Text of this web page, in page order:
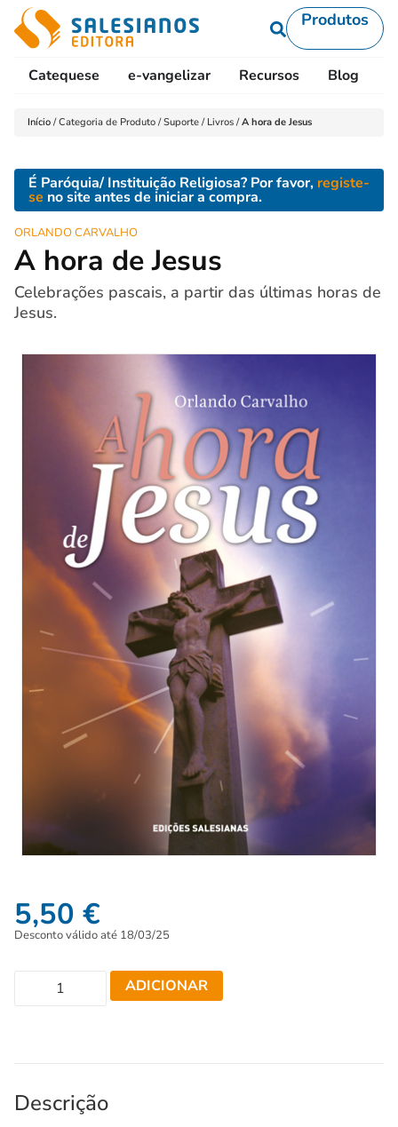
Produtos
Catequese e-vangelizar Recursos Blog
Início /Categoria de Produto /Suporte / Livros /A hora de Jesus
É Paróquia/ Instituição Religiosa? Por favor, registe-
se no site antes de iniciar a compra.
ORLANDO CARVALHO
A hora de Jesus
Celebrações pascais, a partir das últimas horas de
Jesus.
5,50 €
Desconto válido até 18/03/25
ADICIONAR
Descrição